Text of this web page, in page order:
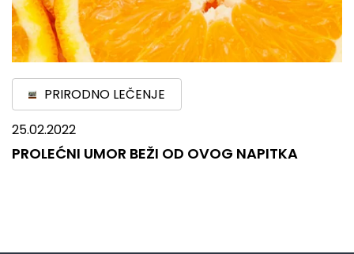
PRIRODNO LEČENJE
25.02.2022
PROLEĆNI UMOR BEŽI OD OVOG NAPITKA